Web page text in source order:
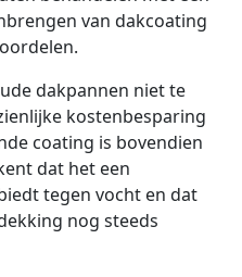
van dakcoating
dakpannen niet te
kostenbesparing
coating is bovendien
dat het een
tegen vocht en dat
nog steeds